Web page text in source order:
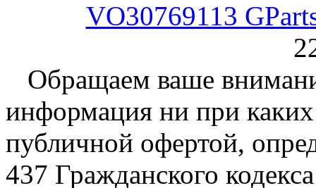
VO30769113
Обращаем ваше
информация ни при каких
публичной офертой,
437 Гражданского